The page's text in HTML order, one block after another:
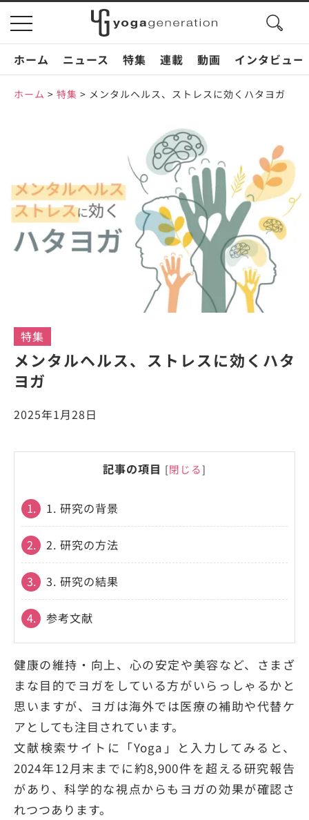
toggle
navigation
search
ホーム
ニュース 特集 連載 動画 インタビュー
ホーム > 特集 > メンタルヘルス、ストレスに効くハタヨガ
特集
メンタルヘルス、ストレスに効くハタ
ヨガ
2025年1月28日
記事の項目 [閉じる]
1. 1. 研究の背景
2. 2. 研究の方法
3. 3. 研究の結果
4. 参考文献
健康の維持・向上、心の安定や美容など、さまざ
まな目的でヨガをしている方がいらっしゃるかと
思いますが、ヨガは海外では医療の補助や代替ケ
アとしても注目されています。
文献検索サイトに「Yoga」と入力してみると、
2024年12月末までに約8,900件を超える研究報告
があり、科学的な視点からもヨガの効果が確認さ
れつつあります。